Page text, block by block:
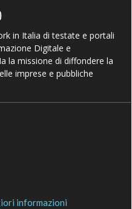
in Italia di testate e portali
Digitale e
la missione di diffondere la
imprese e pubbliche
informazioni